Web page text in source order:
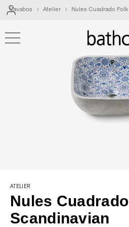
Lavabos Atelier Nules Cuadrado
ATELIER
Nules
Scandinavian